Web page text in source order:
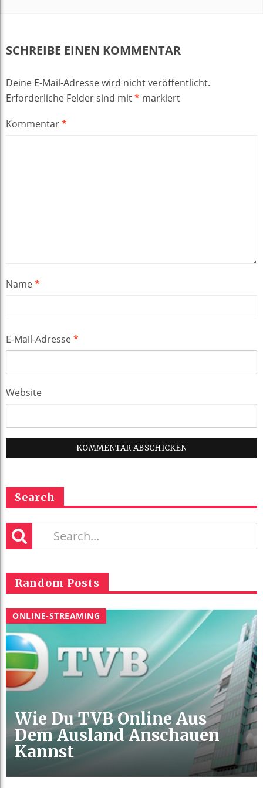
SCHREIBE EINEN KOMMENTAR
Deine E-Mail-Adresse wird nicht veröffentlicht.
Erforderliche Felder sind mit* markiert
Kommentar*
Name*
E-Mail-Adresse*
Website
Search
Random Posts
ONLINE-STREAMING
Wie Du TVB Online Aus
Dem Ausland Anschauen
Kannst